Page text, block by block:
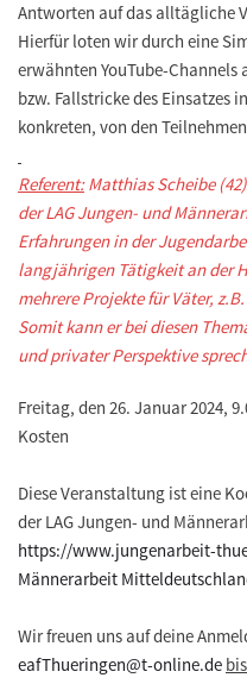
Antworten auf das alltägliche
Hierfür loten wir durch eine
erwähnten YouTube-
bzw. Fallstricke des Einsatzes
konkreten, von den
Referent:Matthias Scheibe
der LAG Jungen- und
Erfahrungen in der
langjährigen Tätigkeit an der
mehrere Projekte für Väter,
Somit kann er bei diesen
und privater Perspektive
Freitag, den 26. Januar 2024,
Kosten
Diese Veranstaltung ist eine
der LAG Jungen- und
https://www.jungenarbeit-
Männerarbeit
Wir freuen uns auf deine
eafThueringen@t-online.de